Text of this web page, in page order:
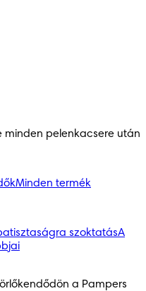
minden pelenkacsere után
Minden termék
szoktatásA
a Pampers